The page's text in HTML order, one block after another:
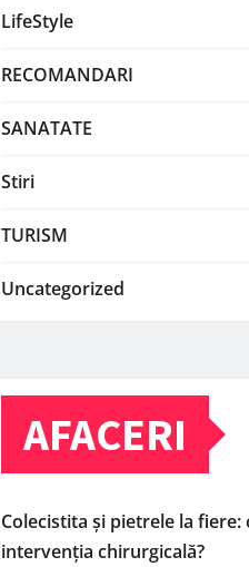
LifeStyle
RECOMANDARI
SANATATE
Stiri
TURISM
Uncategorized
AFACERI
Colecistita și pietrele la fiere:
intervenția chirurgicală?